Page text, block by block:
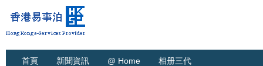
首頁 新聞資訊 @ Home 相册三代